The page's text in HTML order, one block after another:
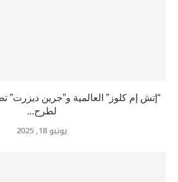
“إتش إم كلوز” العالمية و”جرين ديزرت”
لطرح...
يونيو 18, 2025